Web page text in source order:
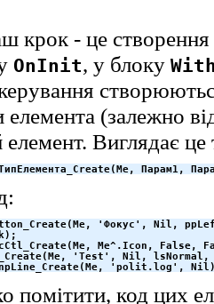
крок - це
OnInit, у блоку
елемента (залежно
елемент. Виглядає це
Парам1,
'Фокус', Nil,
Me^.Icon, False,
'Test', Nil,
'polit.log',
помітити, код цих